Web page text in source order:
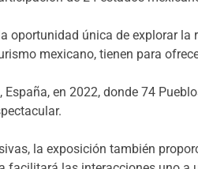
oportunidad única de explorar
mexicano, tienen para
en 2022, donde 74
la exposición también